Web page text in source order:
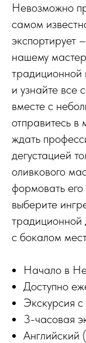
Невозможно
самом
экспортирует
нашему
традиционной
и узнайте все
вместе с
отправитесь в
ждать
дегустацией
оливкового
формовать
выберите
традиционной
с бокалом
Начало в
Доступно
Экскурсия
3-часовая
Английский